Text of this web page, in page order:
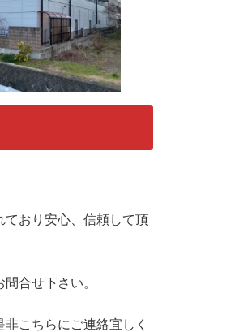
ており安心、信頼して頂
合せ下さい。
こちらにご連絡宜しく